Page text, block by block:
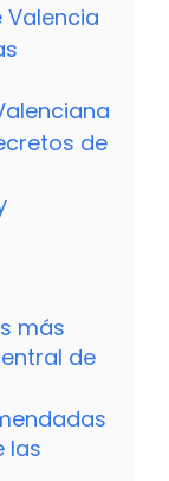
Valencia
de
más
de
las